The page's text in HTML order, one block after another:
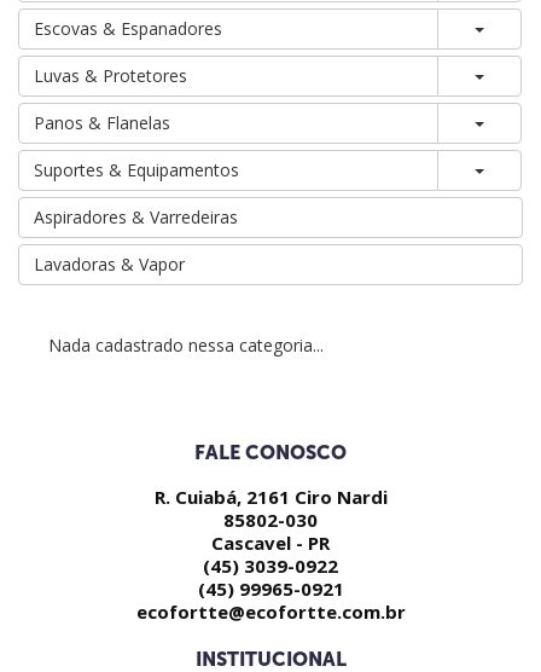
Escovas & Espanadores
Luvas & Protetores
Panos & Flanelas
Suportes & Equipamentos
Aspiradores & Varredeiras
Lavadoras & Vapor
Nada cadastrado nessa categoria...
FALE CONOSCO
R. Cuiabá, 2161 Ciro Nardi
85802-030
Cascavel - PR
(45) 3039-0922
(45) 99965-0921
ecofortte@ecofortte.com.br
INSTITUCIONAL